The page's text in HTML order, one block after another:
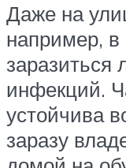
Даже на
например,
заразиться
инфекций.
устойчива
заразу